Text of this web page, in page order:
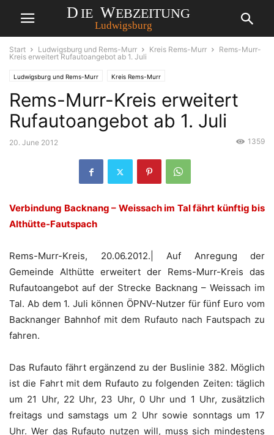
Start Ludwigsburg und Rems-Murr Kreis Rems-Murr
Rems-Murr-
Kreis erweitert Rufautoangebot ab 1. Juli
Ludwigsburg und Rems-Murr Kreis Rems-Murr
Rems-Murr-Kreis erweitert
Rufautoangebot ab 1. Juli
20. June 2012 1359
Verbindung Backnang – Weissach im Tal fährt künftig bis
Althütte-Fautspach
Rems-Murr-Kreis, 20.06.2012.| Auf Anregung der
Gemeinde Althütte erweitert der Rems-Murr-Kreis das
Rufautoangebot auf der Strecke Backnang – Weissach im
Tal. Ab dem 1. Juli können ÖPNV-Nutzer für fünf Euro vom
Backnanger Bahnhof mit dem Rufauto nach Fautspach zu
fahren.
Das Rufauto fährt ergänzend zu der Buslinie 382. Möglich
ist die Fahrt mit dem Rufauto zu folgenden Zeiten: täglich
um 21 Uhr, 22 Uhr, 23 Uhr, 0 Uhr und 1 Uhr, zusätzlich
freitags und samstags um 2 Uhr sowie sonntags um 17
Uhr. Wer das Rufauto nutzen will, muss sich mindestens